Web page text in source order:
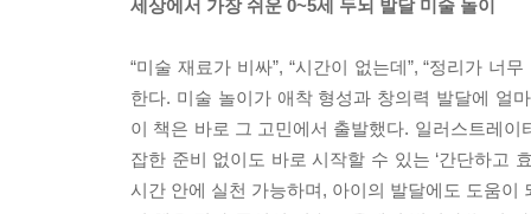
세상에서 가장 쉬운 0~5세 두뇌 발달 미술 놀이
“미술 재료가 비싸”, “시간이 없는데”, “정리가
한다. 미술 놀이가 애착 형성과 창의력 발달에 얼
이 책은 바로 그 고민에서 출발했다. 일러스트레
잡한 준비 없이도 바로 시작할 수 있는 ‘간단하고
시간 안에 실천 가능하며, 아이의 발달에도 도움이